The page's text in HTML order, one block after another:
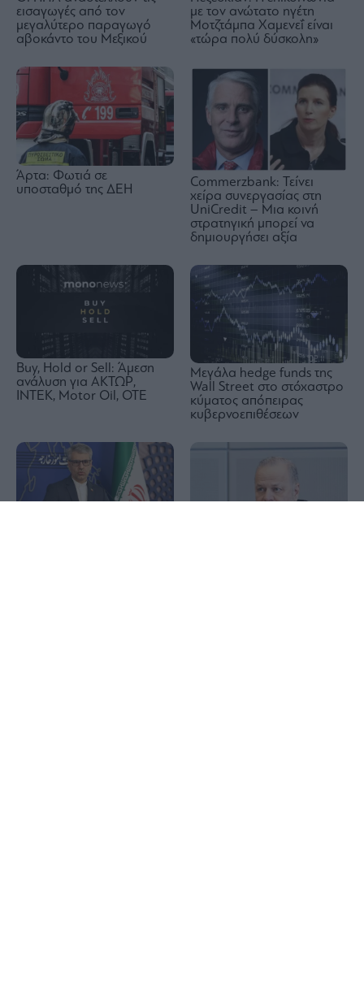
εισαγωγές από τον
μεγαλύτερο παραγωγό
αβοκάντο του Μεξικού
με τον ανώτατο ηγέτη
Μοτζτάμπα Χαμενεΐ είναι
«τώρα πολύ δύσκολη»
Άρτα: Φωτιά σε
υποσταθμό της ΔΕΗ
Commerzbank: Τείνει
χείρα συνεργασίας στη
UniCredit – Μια κοινή
στρατηγική μπορεί να
δημιουργήσει αξία
Buy, Hold or Sell: Άμεση
ανάλυση για ΑΚΤΩΡ,
ΙΝΤΕΚ, Motor Oil, OTE
Μεγάλα hedge funds της
Wall Street στο στόχαστρο
κύματος απόπειρας
κυβερνοεπιθέσεων